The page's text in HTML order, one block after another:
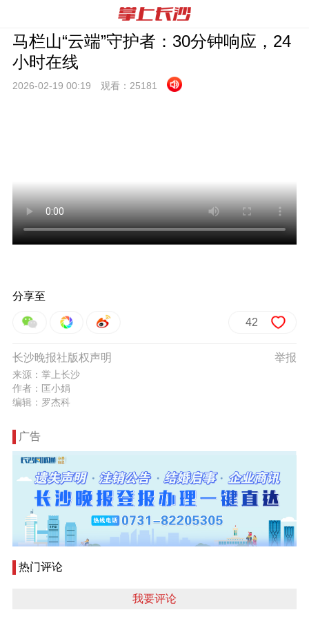
马栏山“云端”守护者：30分钟响应，24
小时在线
2026-02-19 00:19 观看： 25181
分享至
42
举报
长沙晚报社版权声明
来源：掌上长沙
作者：匡小娟
编辑：罗杰科
广告
热门评论
我要评论